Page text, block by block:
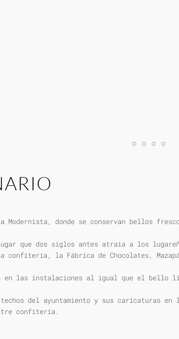
Modernista, donde se conservan bellos
que dos siglos antes atraía a los
confitería, la Fábrica de Chocolates,
en las instalaciones al igual que el bello
del ayuntamiento y sus caricaturas en
confitería.